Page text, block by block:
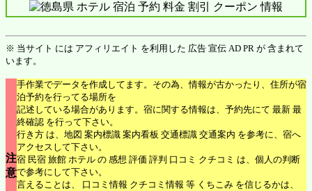
※ 当サイト には アフィリエイト を利用した 広告 宣伝 AD PR が 含まれて
います。
注
意
手作業でデータを作成してます。その為、情報が古かったり、住所が宿
泊予約を行ってる場所を
記述している場合があります。宿に関する情報は、予約先にて 最新 最
終確認 を行って下さい。
行き方 は、地図 案内標識 案内看板 交通標識 交通案内 を参考に、宿へ
アクセスして下さい。
宿 民宿 旅館 ホテル の 感想 評価 評判 口コミ クチコミ は、個人の判断
で参考にして下さい。
言えることは、 口コミ情報 クチコミ情報 等 くちこみ を信じるかは、